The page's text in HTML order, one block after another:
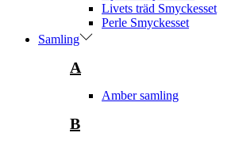
Livets träd Smyckesset
Perle Smyckesset
Samling
A
Amber samling
B